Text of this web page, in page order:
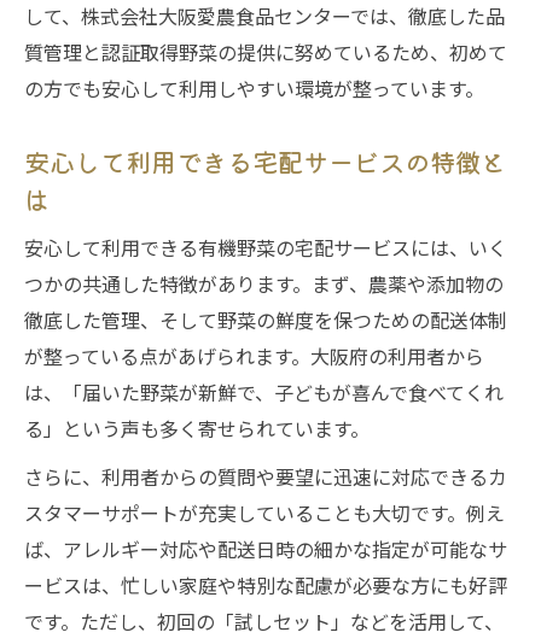
して、株式会社大阪愛農食品センターでは、徹底した品
質管理と認証取得野菜の提供に努めているため、初めて
の方でも安心して利用しやすい環境が整っています。
安心して利用できる宅配サービスの特徴と
は
安心して利用できる有機野菜の宅配サービスには、いく
つかの共通した特徴があります。まず、農薬や添加物の
徹底した管理、そして野菜の鮮度を保つための配送体制
が整っている点があげられます。大阪府の利用者から
は、「届いた野菜が新鮮で、子どもが喜んで食べてくれ
る」という声も多く寄せられています。
さらに、利用者からの質問や要望に迅速に対応できるカ
スタマーサポートが充実していることも大切です。例え
ば、アレルギー対応や配送日時の細かな指定が可能なサ
ービスは、忙しい家庭や特別な配慮が必要な方にも好評
です。ただし、初回の「試しセット」などを活用して、